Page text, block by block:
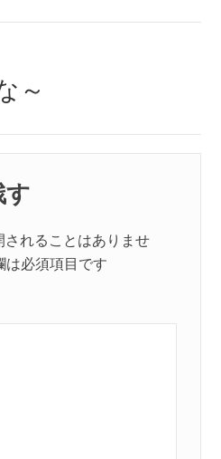
～
されることはありませ
は必須項目です